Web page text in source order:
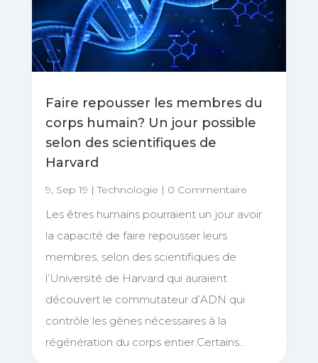
Faire repousser les membres du
corps humain? Un jour possible
selon des scientifiques de
Harvard
9, Sep 19 |Technologie | 0 Commentaire
Les êtres humains pourraient un jour avoir
la capacité de faire repousser leurs
membres, selon des scientifiques de
l’Université de Harvard qui auraient
découvert le commutateur d’ADN qui
contrôle les gènes nécessaires à la
régénération du corps entier.Certains...